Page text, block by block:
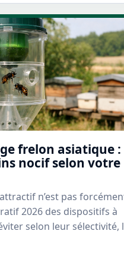
frelon asiatique :
nocif selon votre
n’est pas
2026 des dispositifs à
selon leur sélectivité,